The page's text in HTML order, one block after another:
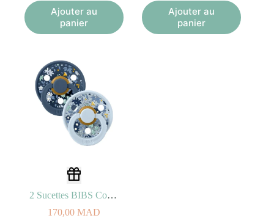
Ajouter au
panier
Ajouter au
panier
2 Sucettes BIBS Colour Round Eloise Chamomile Lawn Baby Blue Mix (6-18mois)
170,00 MAD